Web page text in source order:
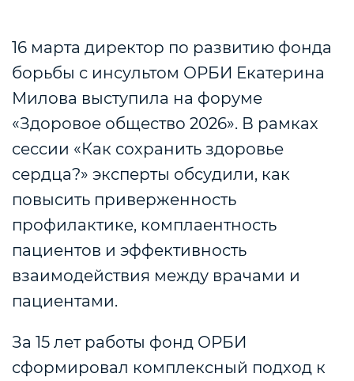
16 марта директор по развитию фонда
борьбы с инсультом ОРБИ Екатерина
Милова выступила на форуме
«Здоровое общество 2026». В рамках
сессии «Как сохранить здоровье
сердца?» эксперты обсудили, как
повысить приверженность
профилактике, комплаентность
пациентов и эффективность
взаимодействия между врачами и
пациентами.
За 15 лет работы фонд ОРБИ
сформировал комплексный подход к